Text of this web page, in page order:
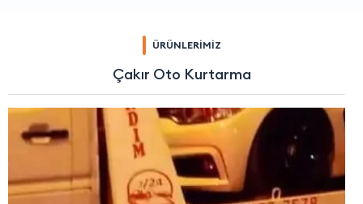
ÜRÜNLERİMİZ
Çakır Oto Kurtarma